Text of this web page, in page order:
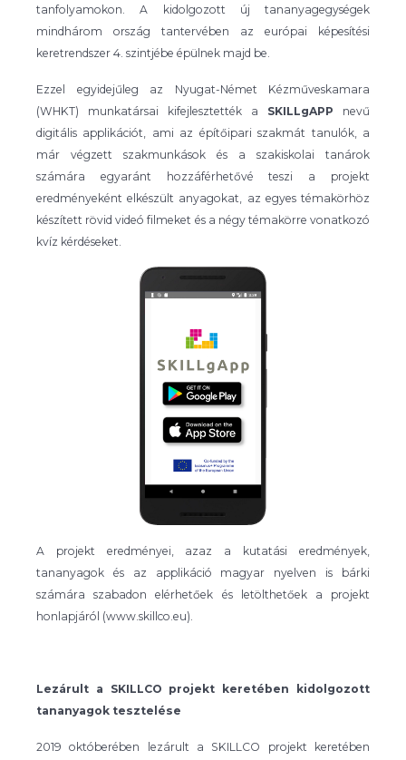
tanfolyamokon. A kidolgozott új tananyagegységek
mindhárom ország tantervében az európai képesítési
keretrendszer 4. szintjébe épülnek majd be.
Ezzel egyidejűleg az Nyugat-Német Kézműveskamara
(WHKT) munkatársai kifejlesztették a SKILLgAPP nevű
digitális applikációt, ami az építőipari szakmát tanulók, a
már végzett szakmunkások és a szakiskolai tanárok
számára egyaránt hozzáférhetővé teszi a projekt
eredményeként elkészült anyagokat, az egyes témakörhöz
készített rövid videó filmeket és a négy témakörre vonatkozó
kvíz kérdéseket.
A projekt eredményei, azaz a kutatási eredmények,
tananyagok és az applikáció magyar nyelven is bárki
számára szabadon elérhetőek és letölthetőek a projekt
honlapjáról (www.skillco.eu).
Lezárult a SKILLCO projekt keretében kidolgozott
tananyagok tesztelése
2019 októberében lezárult a SKILLCO projekt keretében